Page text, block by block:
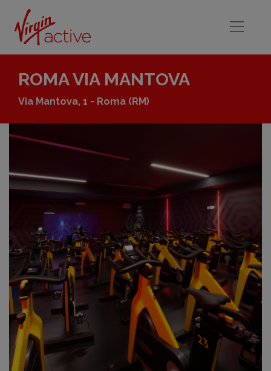
ROMA VIA MANTOVA
Via Mantova, 1 - Roma (RM)